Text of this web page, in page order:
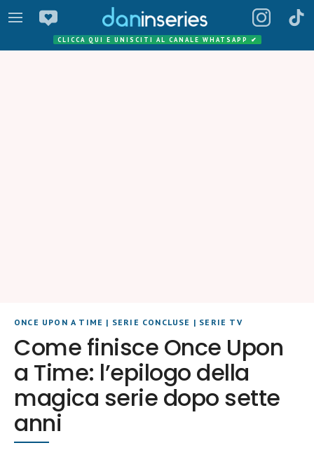
CLICCA QUI E UNISCITI AL CANALE WHATSAPP ✔
ONCE UPON A TIME | SERIE CONCLUSE | SERIE TV
Come finisce Once Upon
a Time: l’epilogo della
magica serie dopo sette
anni